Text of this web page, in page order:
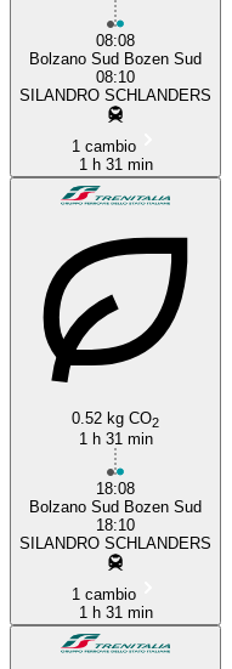
08:08
Bolzano Sud Bozen Sud
08:10
SILANDRO SCHLANDERS
1 cambio
1 h 31 min
0.52 kg CO2
1 h 31 min
18:08
Bolzano Sud Bozen Sud
18:10
SILANDRO SCHLANDERS
1 cambio
1 h 31 min